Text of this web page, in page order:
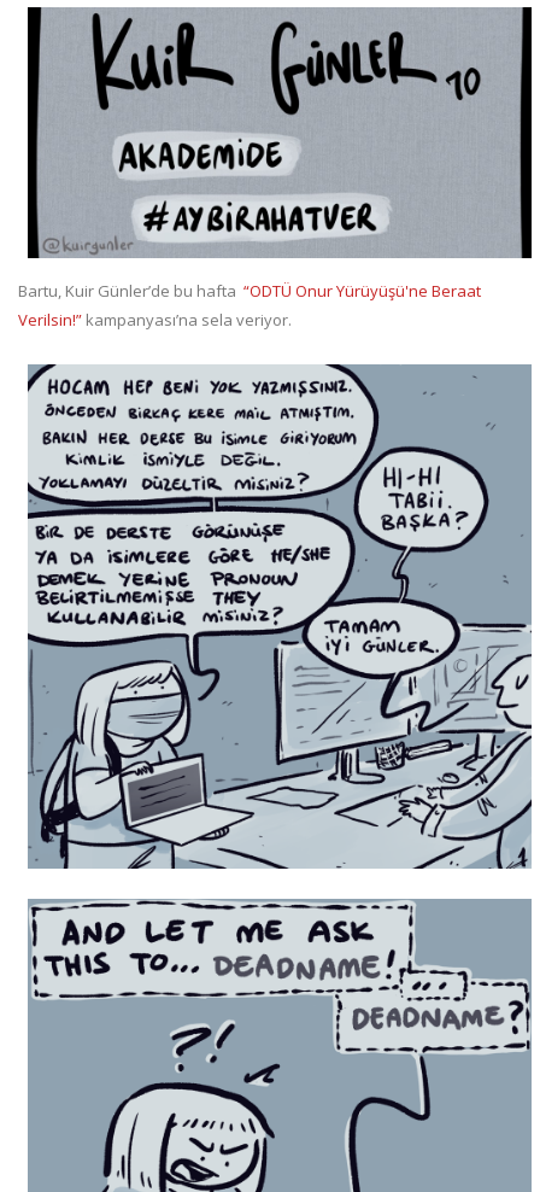
Bartu, Kuir Günler’de bu hafta “ODTÜ Onur Yürüyüşü'ne Beraat
Verilsin!” kampanyası’na sela veriyor.